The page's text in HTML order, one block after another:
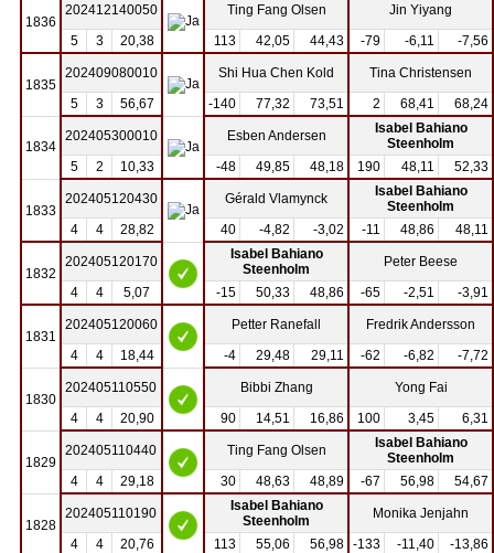
1836
202412140050 Ting Fang Olsen
Jin Yiyang
5
3 20,38 113 42,05 44,43 -79 -6,11 -7,56
1835
202409080010 Shi Hua Chen Kold
Tina Christensen
5
3 56,67 -140 77,32 73,51 2 68,41 68,24
1834
202405300010 Esben Andersen
Isabel Bahiano
Steenholm
5
2 10,33 -48 49,85 48,18 190 48,11 52,33
1833
202405120430 Gérald Vlamynck
Isabel Bahiano
Steenholm
4
4 28,82 40 -4,82 -3,02 -11 48,86 48,11
1832
202405120170
Isabel Bahiano
Steenholm
Peter Beese
4
4 5,07 -15 50,33 48,86 -65 -2,51 -3,91
1831
202405120060 Petter Ranefall
Fredrik Andersson
4
4 18,44 -4 29,48 29,11 -62 -6,82 -7,72
1830
202405110550 Bibbi Zhang
Yong Fai
4
4 20,90 90 14,51 16,86 100 3,45 6,31
1829
202405110440 Ting Fang Olsen
Isabel Bahiano
Steenholm
4
4 29,18 30 48,63 48,89 -67 56,98 54,67
1828
202405110190
Isabel Bahiano
Steenholm
Monika Jenjahn
4
4 20,76 113 55,06 56,98 -133 -11,40 -13,86